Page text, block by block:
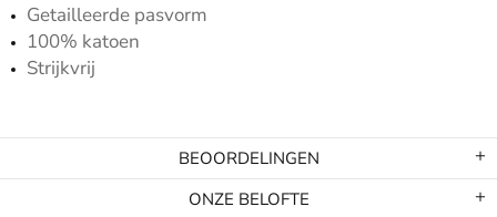
Getailleerde pasvorm
100% katoen
Strijkvrij
BEOORDELINGEN
ONZE BELOFTE